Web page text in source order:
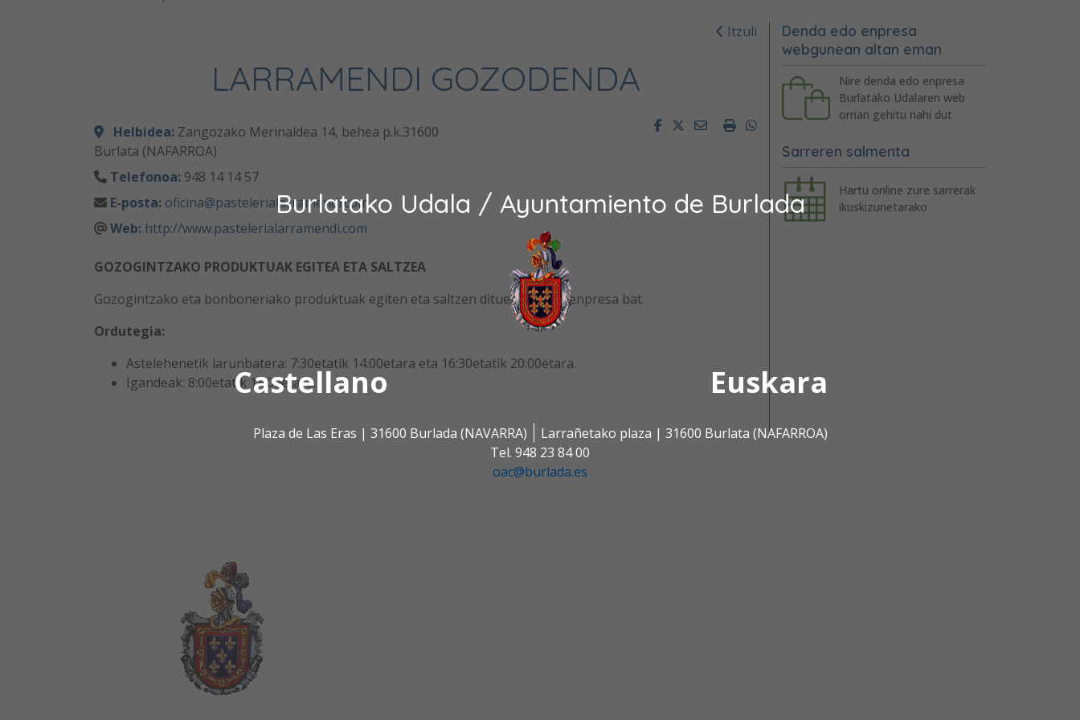
Burlatako Udala / Ayuntamiento de Burlada
Castellano Euskara
Plaza de Las Eras | 31600 Burlada (NAVARRA)
Larrañetako plaza | 31600 Burlata (NAFARROA)
Tel. 948 23 84 00
oac@burlada.es
Itzuli
LARRAMENDI GOZODENDA
Helbidea: Zangozako Merinaldea 14, behea p.k.31600
Burlata (NAFARROA)
Telefonoa: 948 14 14 57
E-posta: oficina@pastelerialarramendi.com
Web: http://www.pastelerialarramendi.com
FacebookTwitterEmailImprimir
Whatsapp
GOZOGINTZAKO PRODUKTUAK EGITEA ETA SALTZEA
Gozogintzako eta bonboneriako produktuak egiten eta saltzen dituen artisau-enpresa bat.
Ordutegia:
Astelehenetik larunbatera: 7:30etatik 14:00etara eta 16:30etatik 20:00etara.
Igandeak: 8:00etatik 14:00etara.
Denda edo enpresa
webgunean altan eman
Nire denda edo enpresa
Burlatako Udalaren web
orrian gehitu nahi dut
Sarreren salmenta
Hartu online zure sarrerak
ikuskizunetarako